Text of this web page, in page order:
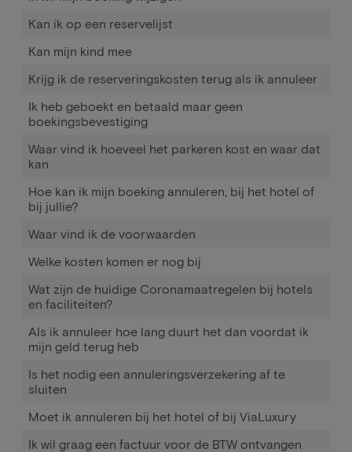
Kan ik op een reservelijst
Kan mijn kind mee
Krijg ik de reserveringskosten terug als ik annuleer
Ik heb geboekt en betaald maar geen
boekingsbevestiging
Waar vind ik hoeveel het parkeren kost en waar dat
kan
Hoe kan ik mijn boeking annuleren, bij het hotel of
bij jullie?
Waar vind ik de voorwaarden
Welke kosten komen er nog bij
Wat zijn de huidige Coronamaatregelen bij hotels
en faciliteiten?
Als ik annuleer hoe lang duurt het dan voordat ik
mijn geld terug heb
Is het nodig een annuleringsverzekering af te
sluiten
Moet ik annuleren bij het hotel of bij ViaLuxury
Ik wil graag een factuur voor de BTW ontvangen